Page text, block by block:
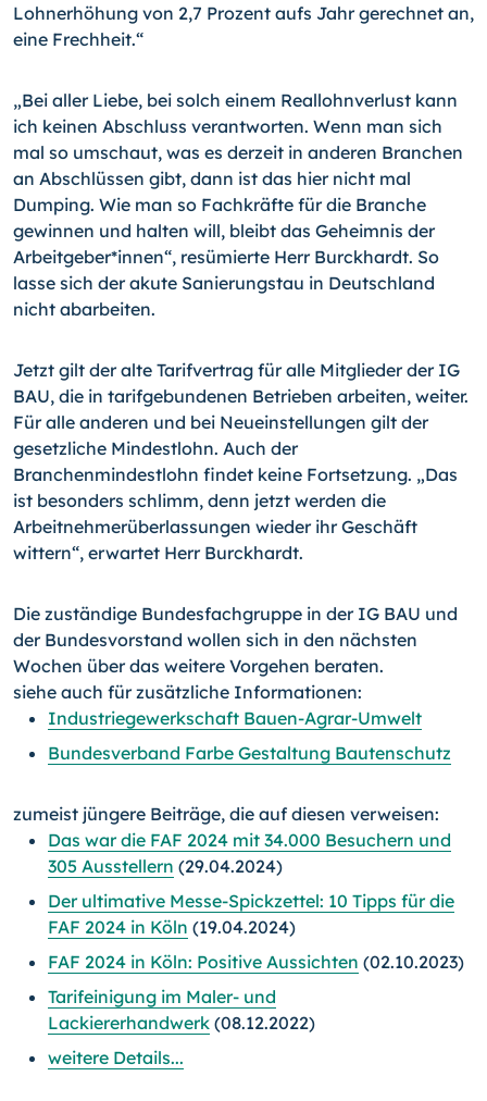
Lohnerhöhung von 2,7 Prozent aufs Jahr gerechnet an,
eine Frechheit.“
„Bei aller Liebe, bei solch einem Reallohnverlust kann
ich keinen Abschluss verantworten. Wenn man sich
mal so umschaut, was es derzeit in anderen Branchen
an Abschlüssen gibt, dann ist das hier nicht mal
Dumping. Wie man so Fachkräfte für die Branche
gewinnen und halten will, bleibt das Geheimnis der
Arbeitgeber*innen“, resümierte Herr Burckhardt. So
lasse sich der akute Sanierungstau in Deutschland
nicht abarbeiten.
Jetzt gilt der alte Tarifvertrag für alle Mitglieder der IG
BAU, die in tarifgebundenen Betrieben arbeiten, weiter.
Für alle anderen und bei Neueinstellungen gilt der
gesetzliche Mindestlohn. Auch der
Branchenmindestlohn findet keine Fortsetzung. „Das
ist besonders schlimm, denn jetzt werden die
Arbeitnehmerüberlassungen wieder ihr Geschäft
wittern“, erwartet Herr Burckhardt.
Die zuständige Bundesfachgruppe in der IG BAU und
der Bundesvorstand wollen sich in den nächsten
Wochen über das weitere Vorgehen beraten.
siehe auch für zusätzliche Informationen:
Industriegewerkschaft Bauen-Agrar-Umwelt
Bundesverband Farbe Gestaltung Bautenschutz
zumeist jüngere Beiträge, die auf diesen verweisen:
Das war die FAF 2024 mit 34.000 Besuchern und
305 Ausstellern (29.04.2024)
Der ultimative Messe-Spickzettel: 10 Tipps für die
FAF 2024 in Köln (19.04.2024)
FAF 2024 in Köln: Positive Aussichten (02.10.2023)
Tarifeinigung im Maler- und
Lackiererhandwerk (08.12.2022)
weitere Details...